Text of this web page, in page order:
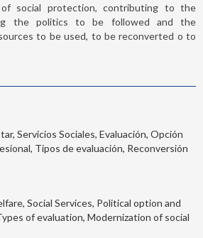
social protection, contributing to the
the politics to be followed and the
to be used, to be reconverted o to
Servicios Sociales, Evaluación, Opción
Tipos de evaluación, Reconversión
Social Services, Political option and
of evaluation, Modernization of social